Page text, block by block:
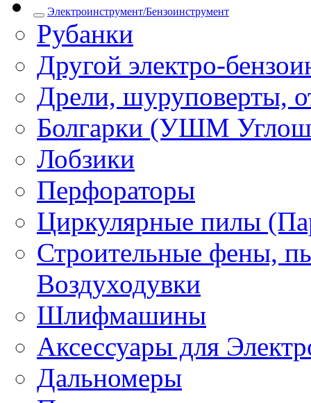
Электроинструмент/Бензоинструмент
Рубанки
Другой электро-
Дрели, шуруповерты,
Болгарки (УШМ
Лобзики
Перфораторы
Циркулярные пилы
Строительные фены,
Воздуходувки
Шлифмашины
Аксессуары для
Дальномеры